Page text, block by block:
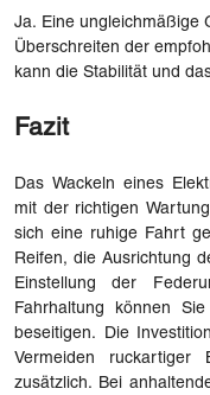
Ja. Eine ungleichmäßige
Überschreiten der
kann die Stabilität und
Fazit
Das Wackeln eines
mit der richtigen
sich eine ruhige Fahrt
Reifen, die Ausrichtung
Einstellung der
Fahrhaltung können
beseitigen. Die
Vermeiden ruckartiger
zusätzlich. Bei